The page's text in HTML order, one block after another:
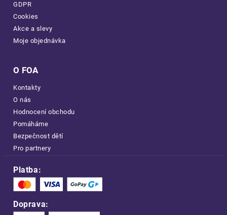
GDPR
Cookies
Akce a slevy
Moje objednávka
O FOA
Kontakty
O nás
Hodnocení obchodu
Pomáháme
Bezpečnost dětí
Pro partnery
Platba:
Doprava: